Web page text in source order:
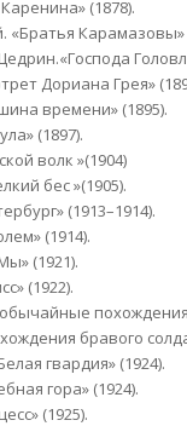
(1878).
«Братья Карамазовы»
Дориана Грея»
времени» (1895).
(1897).
волк »(1904)
бес »(1905).
(1913–1914).
(1914).
(1921).
(1922).
бравого
гвардия» (1924).
гора» (1924).
(1925).